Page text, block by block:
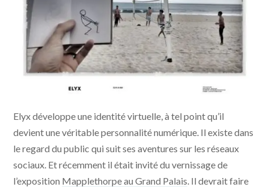
Elyx développe une identité virtuelle, à tel point qu’il
devient une véritable personnalité numérique. Il existe dans
le regard du public qui suit ses aventures sur les réseaux
sociaux. Et récemment il était invité du vernissage de
l’exposition Mapplethorpe au Grand Palais . Il devrait faire